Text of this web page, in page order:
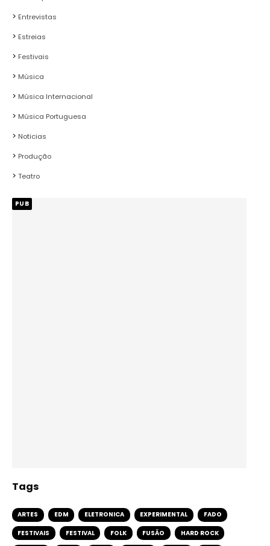
Entrevistas
Estreias
Festivais
Música
Música Internacional
Música Portuguesa
Noticias
Produção
Teatro
PUB
Tags
ARTES EDM ELETRONICA EXPERIMENTAL FADO
FESTIVAIS FESTIVAL FOLK FUSÃO HARD ROCK